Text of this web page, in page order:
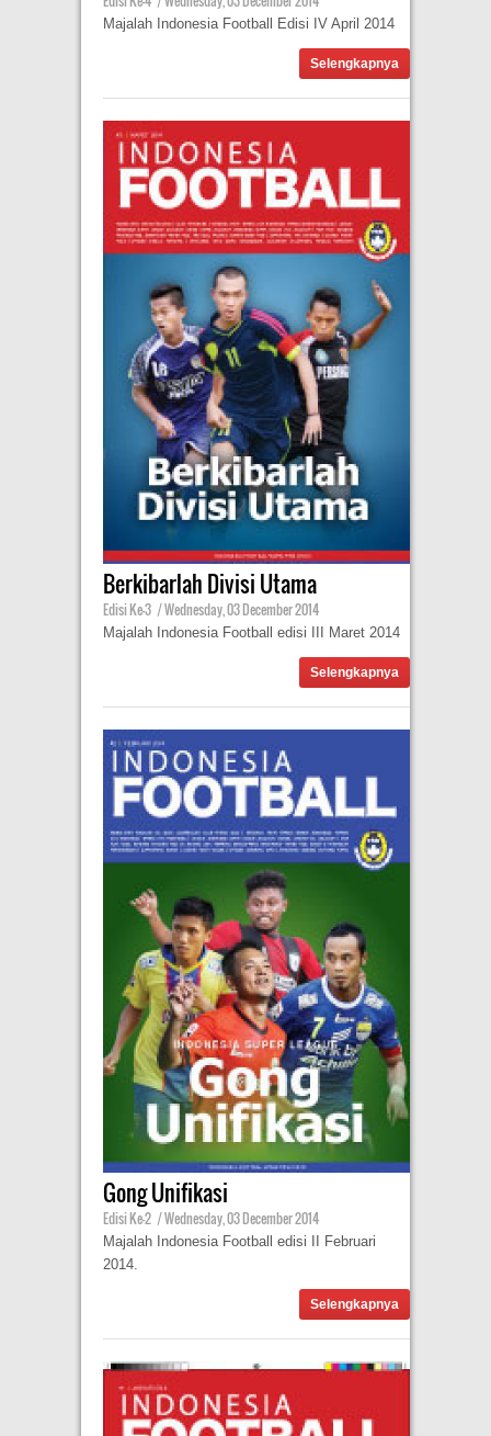
Majalah Indonesia Football Edisi IV April 2014
Selengkapnya
Berkibarlah Divisi Utama
Edisi Ke-3 | Wednesday, 03 December 2014
Majalah Indonesia Football edisi III Maret 2014
Selengkapnya
Gong Unifikasi
Edisi Ke-2 | Wednesday, 03 December 2014
Majalah Indonesia Football edisi II Februari
2014.
Selengkapnya